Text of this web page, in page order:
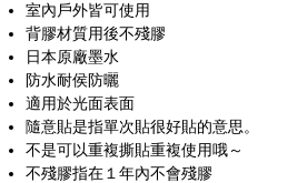
室內戶外皆可使用
背膠材質用後不殘膠
日本原廠墨水
防水耐侯防曬
適用於光面表面
隨意貼是指單次貼很好貼的意思。
不是可以重複撕貼重複使用哦～
不殘膠指在１年內不會殘膠